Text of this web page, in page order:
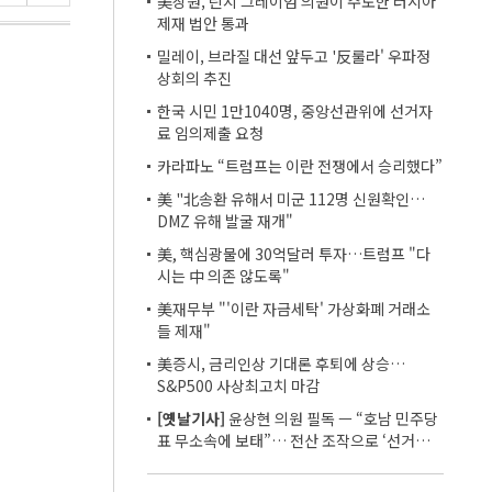
제재 법안 통과
밀레이, 브라질 대선 앞두고 '反룰라' 우파정
상회의 추진
한국 시민 1만1040명, 중앙선관위에 선거자
료 임의제출 요청
카라파노 “트럼프는 이란 전쟁에서 승리했다”
美 "北송환 유해서 미군 112명 신원확인…
DMZ 유해 발굴 재개"
美, 핵심광물에 30억달러 투자…트럼프 "다
시는 中 의존 않도록"
美재무부 "'이란 자금세탁' 가상화폐 거래소
들 제재"
美증시, 금리인상 기대론 후퇴에 상승…
S&P500 사상최고치 마감
[옛날기사] 윤상현 의원 필독 ㅡ “호남 민주당
표 무소속에 보태”… 전산 조작으로 ‘선거비